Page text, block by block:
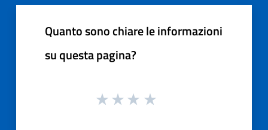
Quanto sono chiare le informazioni
su questa pagina?